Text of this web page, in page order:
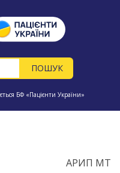
БФ «Пацієнти України»
АРИП МТ